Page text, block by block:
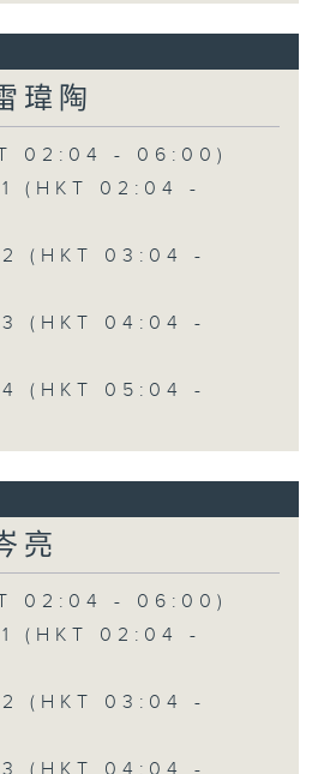
瑋陶
02:04 - 06:00)
1 (HKT 02:04 -
2 (HKT 03:04 -
3 (HKT 04:04 -
4 (HKT 05:04 -
亮
02:04 - 06:00)
1 (HKT 02:04 -
2 (HKT 03:04 -